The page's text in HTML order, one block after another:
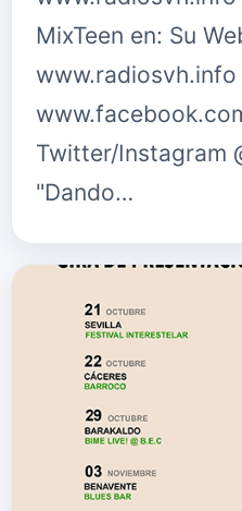
MixTeen en: Su
www.radiosvh.info
Twitter/Instagram
"Dando…